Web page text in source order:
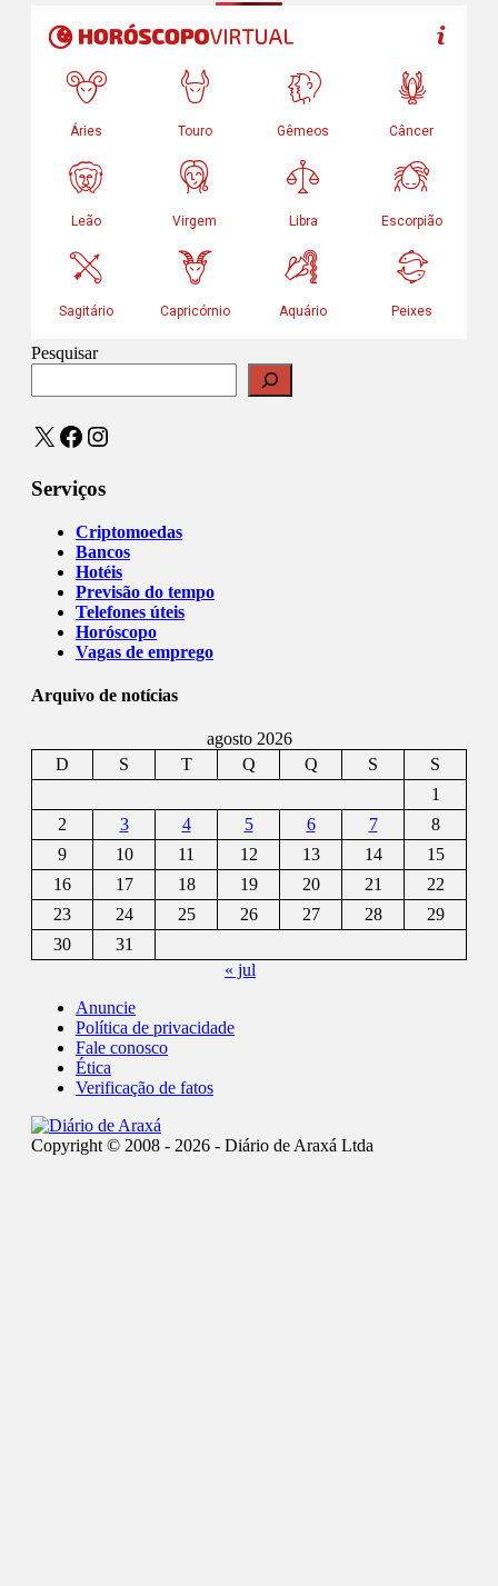
Pesquisar
X Facebook
Instagram
Serviços
Criptomoedas
Bancos
Hotéis
Previsão do tempo
Telefones úteis
Horóscopo
Vagas de emprego
Arquivo de notícias
agosto 2026
D
S T Q Q S
S
1
2
3 4 5 6 7
8
9
10 11 12 13 14
15
16
17 18 19 20 21
22
23
24 25 26 27 28
29
30
31
« jul
Anuncie
Política de privacidade
Fale conosco
Ética
Verificação de fatos
Copyright © 2008 - 2026 - Diário de Araxá Ltda